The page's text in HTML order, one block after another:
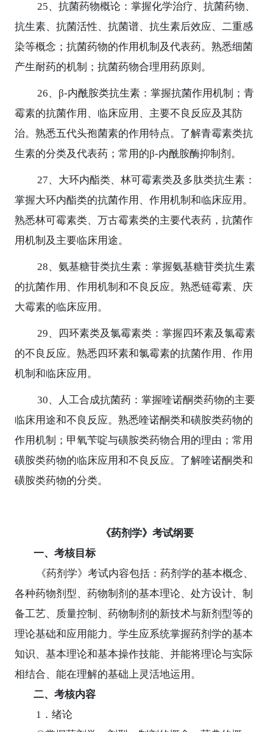
25、抗菌药物概论：掌握化学治疗、抗菌药物、
抗生素、抗菌活性、抗菌谱、抗生素后效应、二重感
染等概念；抗菌药物的作用机制及代表药。熟悉细菌
产生耐药的机制；抗菌药物合理用药原则。
26、 β-内酰胺类抗生素：掌握抗菌作用机制；青
霉素的抗菌作用、临床应用、主要不良反应及其防
治。熟悉五代头孢菌素的作用特点。了解青霉素类抗
生素的分类及代表药；常用的β-内酰胺酶抑制剂。
27、大环内酯类、林可霉素类及多肽类抗生素：
掌握大环内酯类的抗菌作用、作用机制和临床应用。
熟悉林可霉素类、万古霉素类的主要代表药，抗菌作
用机制及主要临床用途。
28、氨基糖苷类抗生素：掌握氨基糖苷类抗生素
的抗菌作用、作用机制和不良反应。熟悉链霉素、庆
大霉素的临床应用。
29、四环素类及氯霉素类：掌握四环素及氯霉素
的不良反应。熟悉四环素和氯霉素的抗菌作用、作用
机制和临床应用。
30、人工合成抗菌药：掌握喹诺酮类药物的主要
临床用途和不良反应。熟悉喹诺酮类和磺胺类药物的
作用机制；甲氧苄啶与磺胺类药物合用的理由；常用
磺胺类药物的临床应用和不良反应。了解喹诺酮类和
磺胺类药物的分类。
《药剂学》考试纲要
一、 考核目标
《药剂学》考试内容包括：药剂学的基本概念、
各种药物剂型、药物制剂的基本理论、处方设计、制
备工艺、质量控制、药物制剂的新技术与新剂型等的
理论基础和应用能力。学生应系统掌握药剂学的基本
知识、基本理论和基本操作技能、并能将理论与实际
相结合、能在理解的基础上灵活地运用。
二、考核内容
1 ．绪论